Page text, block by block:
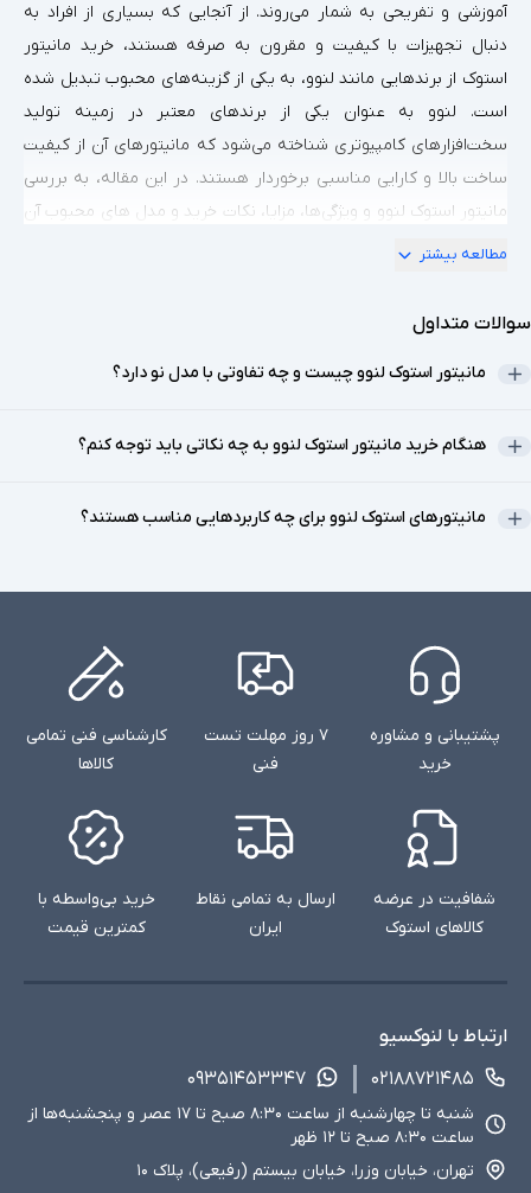
آموزشی و تفریحی به شمار می‌روند. از آنجایی که بسیاری از افراد به
دنبال تجهیزات با کیفیت و مقرون به صرفه هستند، خرید مانیتور
استوک از برندهایی مانند لنوو، به یکی از گزینه‌های محبوب تبدیل شده
است. لنوو به عنوان یکی از برندهای معتبر در زمینه تولید
سخت‌افزارهای کامپیوتری شناخته می‌شود که مانیتورهای آن از کیفیت
ساخت بالا و کارایی مناسبی برخوردار هستند. در این مقاله، به بررسی
مانیتور استوک لنوو و ویژگی‌ها، مزایا، نکات خرید و مدل های محبوب آن
خواهیم پرداخت.
مانیتور استوک به مانیتورهایی اطلاق می‌شود که یا از محیط‌های کاری
می‌دهند، به دست مصرف‌کنندگان می‌رسد. این مانیتورها معمولاً به
می‌آیند. بسیاری از این مانیتورها به دلیل استفاده کم یا نگهداری
ویژگی‌های مانیتورهای لنوو
خوبی پیدا کنند. لنوو برای طراحی و تولید مانیتورهای خود از
تکنولوژی‌های پیشرفته و مواد با کیفیت استفاده می‌کند، به طوری که
این محصولات نه تنها عملکرد عالی دارند، بلکه از نظر طراحی نیز برای
استفاده‌های طولانی‌مدت و محیط‌های کاری متنوع مناسب هستند.
ویژگی‌هایی همچون دقت رنگ بالا، کیفیت ساخت مستحکم، و
مطالعه بیشتر
سوالات متداول
مانیتور استوک لنوو چیست و چه تفاوتی با مدل نو دارد؟
هنگام خرید مانیتور استوک لنوو به چه نکاتی باید توجه کنم؟
مانیتورهای استوک لنوو برای چه کاربردهایی مناسب هستند؟
پشتیبانی و مشاوره
خرید
۷ روز مهلت تست
فنی
کارشناسی فنی تمامی
کالاها
شفافیت در عرضه
کالاهای استوک
ارسال به تمامی نقاط
ایران
خرید بی‌واسطه با
کمترین قیمت
ارتباط با لنوکسیو
۰۲۱۸۸۷۲۱۴۸۵
۰۹۳۵۱۴۵۳۳۴۷
شنبه تا چهارشنبه از ساعت ۸:۳۰ صبح تا ۱۷ عصر و پنجشنبه‌ها از
ساعت ۸:۳۰ صبح تا ۱۲ ظهر
تهران، خیابان وزرا، خیابان بیستم (رفیعی)، پلاک ۱۰